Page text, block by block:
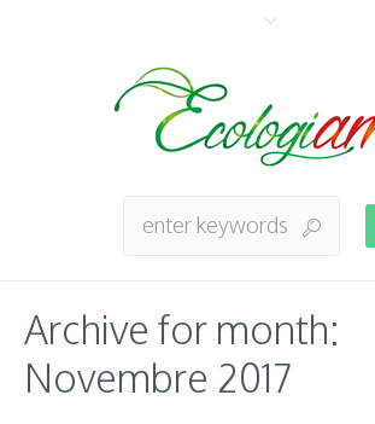
Archive for month:
Novembre 2017